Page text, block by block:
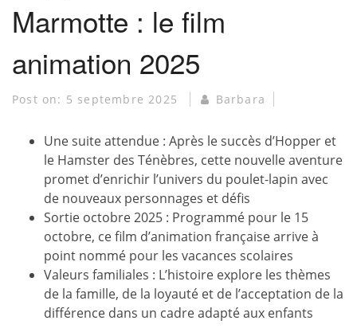
Marmotte : le film
animation 2025
Post on: 5 septembre 2025 Barbara
Une suite attendue : Après le succès d’Hopper et
le Hamster des Ténèbres, cette nouvelle aventure
promet d’enrichir l’univers du poulet-lapin avec
de nouveaux personnages et défis
Sortie octobre 2025 : Programmé pour le 15
octobre, ce film d’animation française arrive à
point nommé pour les vacances scolaires
Valeurs familiales : L’histoire explore les thèmes
de la famille, de la loyauté et de l’acceptation de la
différence dans un cadre adapté aux enfants